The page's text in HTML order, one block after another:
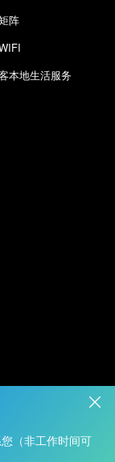
（非工作时间可
阵
本地生活服务
大厦A幢二层